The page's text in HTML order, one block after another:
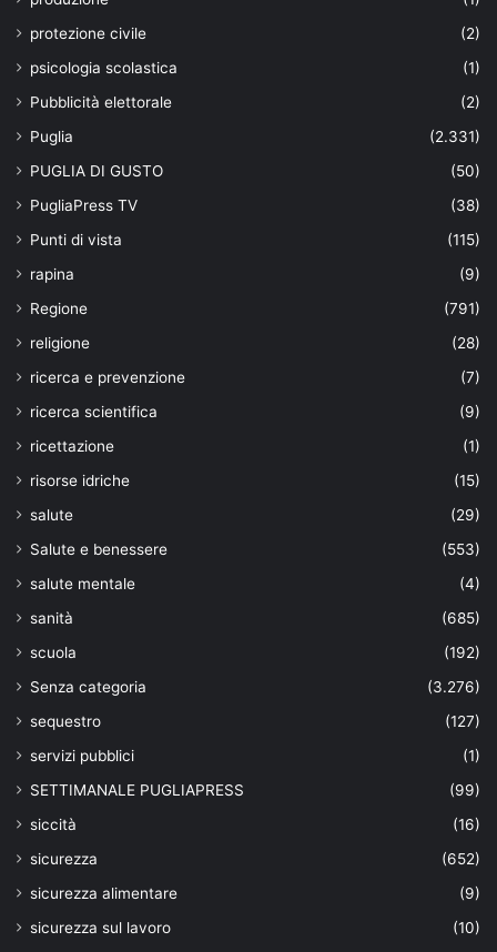
protezione civile
(2)
psicologia scolastica
(1)
Pubblicità elettorale
(2)
Puglia
(2.331)
PUGLIA DI GUSTO
(50)
PugliaPress TV
(38)
Punti di vista
(115)
rapina
(9)
Regione
(791)
religione
(28)
ricerca e prevenzione
(7)
ricerca scientifica
(9)
ricettazione
(1)
risorse idriche
(15)
salute
(29)
Salute e benessere
(553)
salute mentale
(4)
sanità
(685)
scuola
(192)
Senza categoria
(3.276)
sequestro
(127)
servizi pubblici
(1)
SETTIMANALE PUGLIAPRESS
(99)
siccità
(16)
sicurezza
(652)
sicurezza alimentare
(9)
sicurezza sul lavoro
(10)